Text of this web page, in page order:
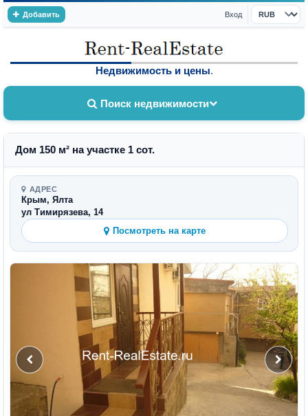
Добавить Вход
Валюта
Недвижимость и цены.
Поиск недвижимости
Дом 150 м² на участке 1 сот.
АДРЕС
Крым, Ялта
ул Тимирязева, 14
Посмотреть на карте